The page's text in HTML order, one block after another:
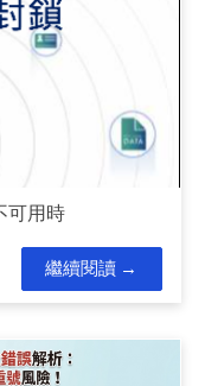
可用時
繼續閱讀